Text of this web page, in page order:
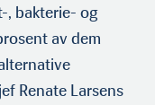
, bakterie- og
av dem
Renate Larsens